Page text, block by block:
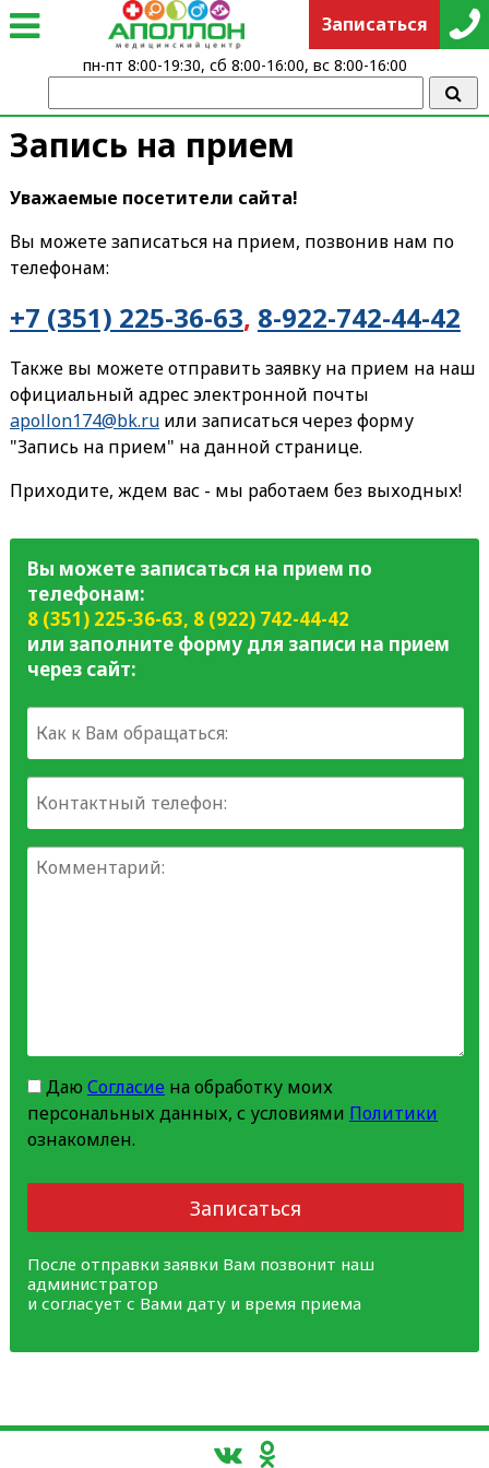
Запись на прием
Уважаемые посетители сайта!
Вы можете записаться на прием, позвонив нам по
телефонам:
+7 (351) 225-36-63, 8-922-742-44-42
Также вы можете отправить заявку на прием на наш
официальный адрес электронной почты
apollon174@bk.ruили записаться через форму
"Запись на прием" на данной странице.
Приходите, ждем вас - мы работаем без выходных!
Вы можете записаться на прием по
телефонам:
8 (351) 225-36-63, 8 (922) 742-44-42
или заполните форму для записи на прием
через сайт:
Даю Согласиена обработку моих
персональных данных, с условиями Политики
ознакомлен.
Записаться
После отправки заявки Вам позвонит наш
администратор
и согласует с Вами дату и время приема
Записаться
пн-пт 8:00-19:30, сб 8:00-16:00, вс 8:00-16:00